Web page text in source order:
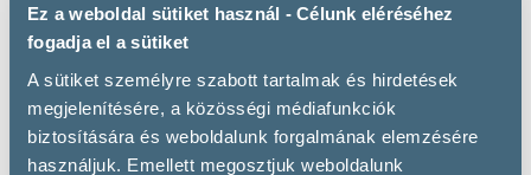
Ez a weboldal sütiket használ - Célunk eléréséhez
fogadja el a sütiket
A sütiket személyre szabott tartalmak és hirdetések
megjelenítésére, a közösségi médiafunkciók
biztosítására és weboldalunk forgalmának elemzésére
használjuk. Emellett megosztjuk weboldalunk
Related wineries